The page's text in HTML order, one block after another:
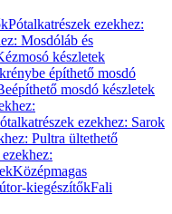
Pótalkatrészek ezekhez:
Mosdóláb és
készletek
építhető mosdó
mosdó készletek
ezekhez: Sarok
Pultra ültethető
Középmagas
kiegészítőkFali